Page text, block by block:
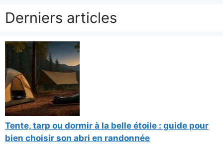
Derniers articles
Tente, tarp ou dormir à la belle étoile : guide pour
bien choisir son abri en randonnée